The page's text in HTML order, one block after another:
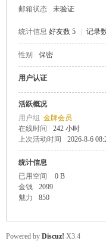
邮箱状态
未验证
统计信息 好友数 5 记录
性别 保密
用户认证
活跃概况
用户组 金牌会员
在线时间
242 小时
上次活动时间
2026-8-6
统计信息
已用空间
0 B
金钱
2099
魅力
850
Powered by Discuz! X3.4